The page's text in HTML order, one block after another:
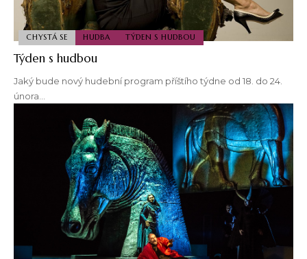
CHYSTÁ SE HUDBA TÝDEN S HUDBOU
Týden s hudbou
Jaký bude nový hudební program příštího týdne od 18. do 24.
února…